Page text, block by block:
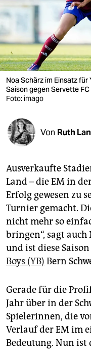
verlag
verlag
veranstaltungen
shop
fragen & hilfe
unterstützen
abo
epaper login
Noa Schärz im Einsatz
Saison gegen Servette
Foto: imago
Von Ruth
Ausverkaufte
Land – die EM in
Erfolg gewesen zu
Turnier gemacht.
nicht mehr so
bringen“, sagt auch
und ist diese Saison
Boys (YB) Bern
Gerade für die
Jahr über in der
Spielerinnen, die
Verlauf der EM im
Bedeutung. Nun ist